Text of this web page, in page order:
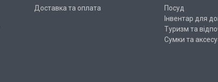
Доставка та оплата
Посуд
Інвентар для
Туризм та
Сумки та